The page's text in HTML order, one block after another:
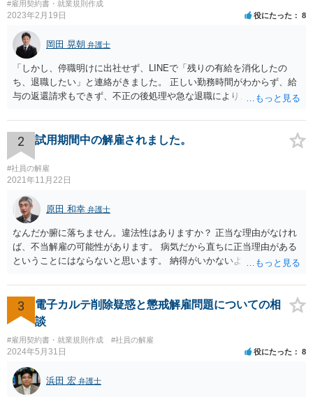
#雇用契約書・就業規則作成
2023年2月19日 役にたった 8
岡田 晃朝 弁護士
「しかし、停職明けに出社せず、LINEで「残りの有給を消化したの
ち、退職したい」と連絡がきました。 正しい勤務時間がわからず、給
与の返還請求もできず、不正の後処理や急な退職により、社や他のス
状況です。」 大変悪質ですね。打刻場所のデータと、これまでのタイ
ムカードの虚偽を確認し、突き付けて責任を問題にすることになるで
しょう。 詐欺もありうるでしょうね。 「正しい時間がわからないとい
うタイムカード不正打刻による返還請求はどのようにおこなえばよい
でしょうか？」 想定できる虚偽を前提に、相手と協議して詰めればよ
すべては不可能でしょうので。 相手の言動には早急には返事をせずに
弁護士と相談しながら、対応策を検討する方がよいでしょう。 また、
返還が難しい場合、損害賠償を請求する事はできますでしょうか？ 法
的には可能ですが、立証の問題があります。 協議でも問題にできそう
ですが、調停なども検討できるでしょう。 また、返還請求も損害賠償
上がります。 警察に相談されてもよい事案だとは思います。
2 試用期間中の解雇されました。
#社員の解雇
2021年11月22日
原田 和幸 弁護士
なんだか腑に落ちません。違法性はありますか？ 正当な理由がなけれ
ば、不当解雇の可能性があります。 病気だから直ちに正当理由がある
ということにはならないと思います。 納得がいかないようであれば、
ます。
3
電子カルテ削除疑惑と懲戒解雇問題についての相
談
#雇用契約書・就業規則作成 #社員の解雇
2024年5月31日 役にたった 8
浜田 宏 弁護士